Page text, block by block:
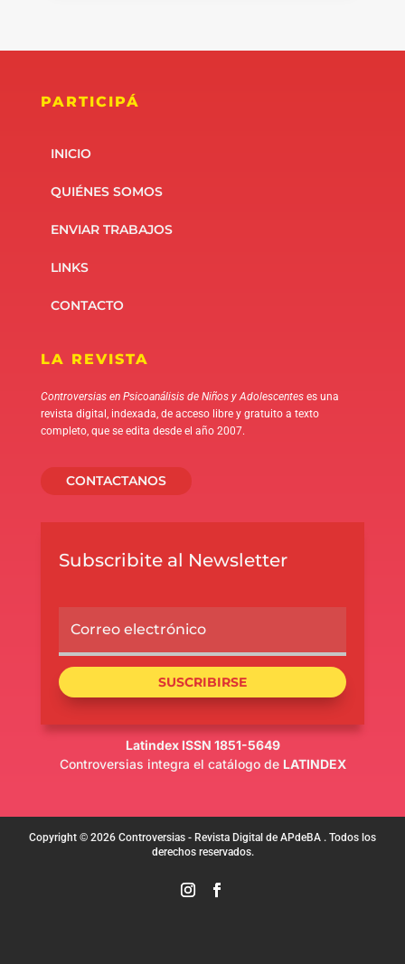
PARTICIPÁ
INICIO
QUIÉNES SOMOS
ENVIAR TRABAJOS
LINKS
CONTACTO
LA REVISTA
Controversias en Psicoanálisis de Niños y Adolescenteses una
revista digital, indexada, de acceso libre y gratuito a texto
completo, que se edita desde el año 2007.
CONTACTANOS
Subscribite al Newsletter
SUSCRIBIRSE
Latindex ISSN 1851-5649
Controversias integra el catálogo de LATINDEX
Copyright © 2026 Controversias - Revista Digital de APdeBA . Todos los
derechos reservados.